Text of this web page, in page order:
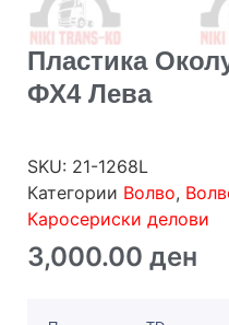
Пластика
ФХ4 Лева
SKU: 21-1268L
Категории Волво,
Каросериски делови
3,000.00 ден